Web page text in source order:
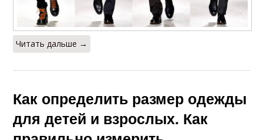
Читать дальше →
Как определить размер одежды
для детей и взрослых. Как